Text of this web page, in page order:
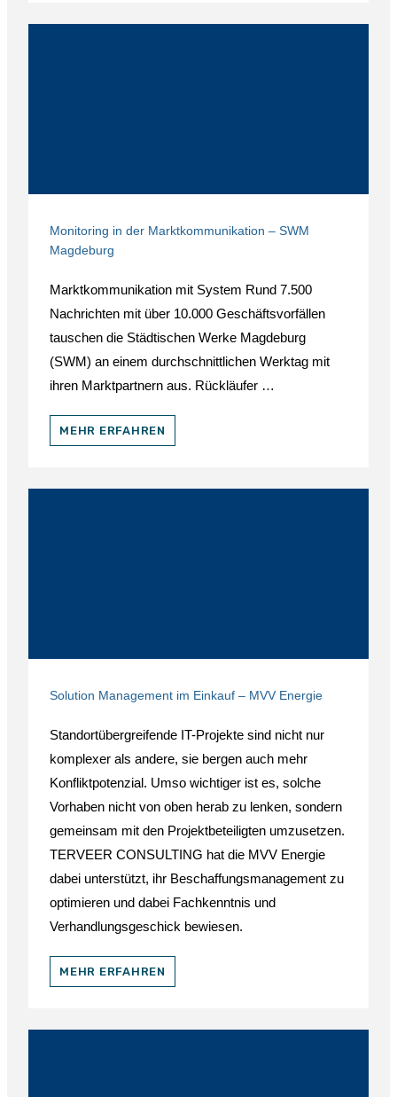
Monitoring in der Marktkommunikation – SWM
Magdeburg
Marktkommunikation mit System Rund 7.500
Nachrichten mit über 10.000 Geschäftsvorfällen
tauschen die Städtischen Werke Magdeburg
(SWM) an einem durchschnittlichen Werktag mit
ihren Marktpartnern aus. Rückläufer …
MEHR ERFAHREN
Solution Management im Einkauf – MVV Energie
Standortübergreifende IT-Projekte sind nicht nur
komplexer als andere, sie bergen auch mehr
Konfliktpotenzial. Umso wichtiger ist es, solche
Vorhaben nicht von oben herab zu lenken, sondern
gemeinsam mit den Projektbeteiligten umzusetzen.
TERVEER CONSULTING hat die MVV Energie
dabei unterstützt, ihr Beschaffungsmanagement zu
optimieren und dabei Fachkenntnis und
Verhandlungsgeschick bewiesen.
MEHR ERFAHREN